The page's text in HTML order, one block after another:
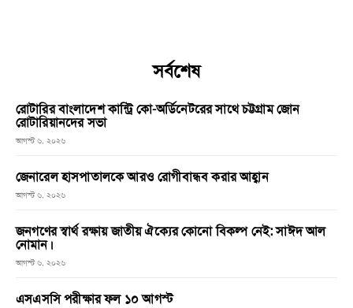
সর্বশেষ
রোটারির বাংলাদেশ কান্ট্রি কো-অর্ডিনেটরের সাথে চট্টগ্রাম জোন
রোটারিয়ানদের সভা
আগস্ট ৬, ২০২৬
জেনারেল হাসপাতালকে আরও রোগীবান্ধব করার আহ্বান
আগস্ট ৬, ২০২৬
জনগণের স্বার্থ রক্ষায় জাতীয় ঐক্যের কোনো বিকল্প নেই: সাঈদ আল
নোমান।
আগস্ট ৬, ২০২৬
এসএসসি পরীক্ষার ফল ১০ আগস্ট